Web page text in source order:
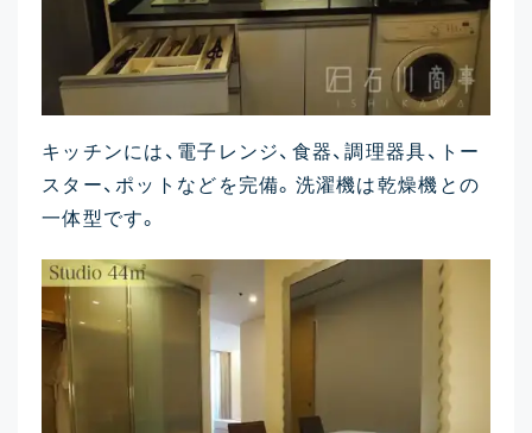
キッチンには、電子レンジ、食器、調理器具、トー
スター、ポットなどを完備。洗濯機は乾燥機との
一体型です。